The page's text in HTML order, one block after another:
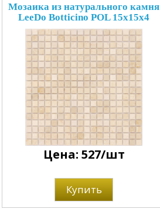
Мозаика из натурального камня
LeeDo Botticino POL 15x15x4
Цена: 527/шт
Купить